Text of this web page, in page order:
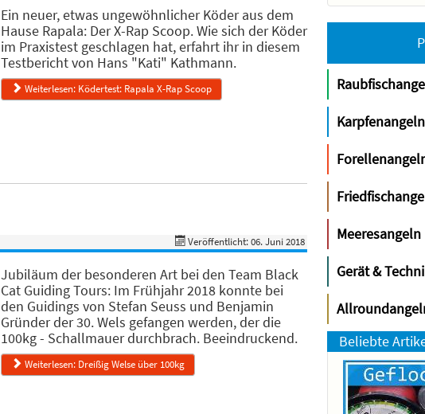
Ein neuer, etwas ungewöhnlicher Köder aus dem
Hause Rapala: Der X-Rap Scoop. Wie sich der Köder
im Praxistest geschlagen hat, erfahrt ihr in diesem
Testbericht von Hans "Kati" Kathmann.
Weiterlesen: Ködertest: Rapala X-Rap Scoop
Veröffentlicht: 06. Juni 2018
Jubiläum der besonderen Art bei den Team Black
Cat Guiding Tours: Im Frühjahr 2018 konnte bei
den Guidings von Stefan Seuss und Benjamin
Gründer der 30. Wels gefangen werden, der die
100kg - Schallmauer durchbrach. Beeindruckend.
Weiterlesen: Dreißig Welse über 100kg
Karpfenangeln
Meeresangeln
Gerät &
Beliebte